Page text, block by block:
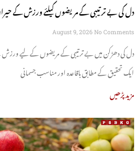
دل کی بے ترتیبی کے مریضوں کیلئے ورزش کے
August 9, 2026 No Comments
دل کی دھڑکن میں بے ترتیبی کے مریضوں کے لیے ورزش
ایک تحقیق کے مطابق باقاعدہ اور مناسب جسمانی
مزید پڑھیں